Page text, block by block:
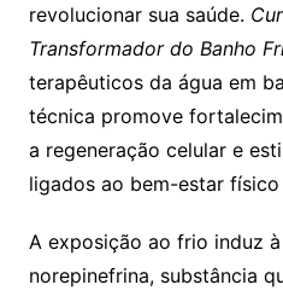
revolucionar sua saúde.
Transformador do Banho
terapêuticos da água em
técnica promove
a regeneração celular e
ligados ao bem-estar físico
A exposição ao frio induz
norepinefrina, substância